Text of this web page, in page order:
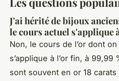
J'ai hérité de bijoux
le cours actuel s'applique
Non, le cours de l’or dont
s’applique à l’or fin, à
sont souvent en or 18 carats